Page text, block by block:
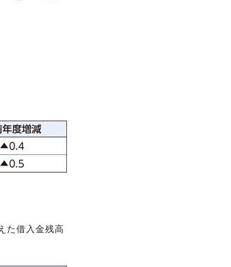
た借入金残高